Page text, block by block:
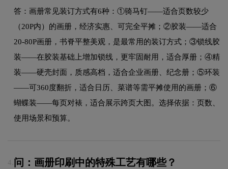
答：画册常见装订方式有6种：①骑马钉——适合页数较少
（20P内）的画册，经济实惠、可完全平摊；②胶装——适合
20-80P画册，书脊平整美观，是最常用的装订方式；③锁线胶
装——在胶装基础上增加锁线，更牢固耐用，适合厚册；④精
装——硬壳封面，质感高档，适合企业画册、纪念册；⑤环装
——可360度翻折，适合日历、菜谱等需平摊使用的画册；⑥
蝴蝶装——每页对裱，适合展示跨页大图。选择依据：页数、
使用场景和预算。
4. 问：画册印刷中的特殊工艺有哪些？